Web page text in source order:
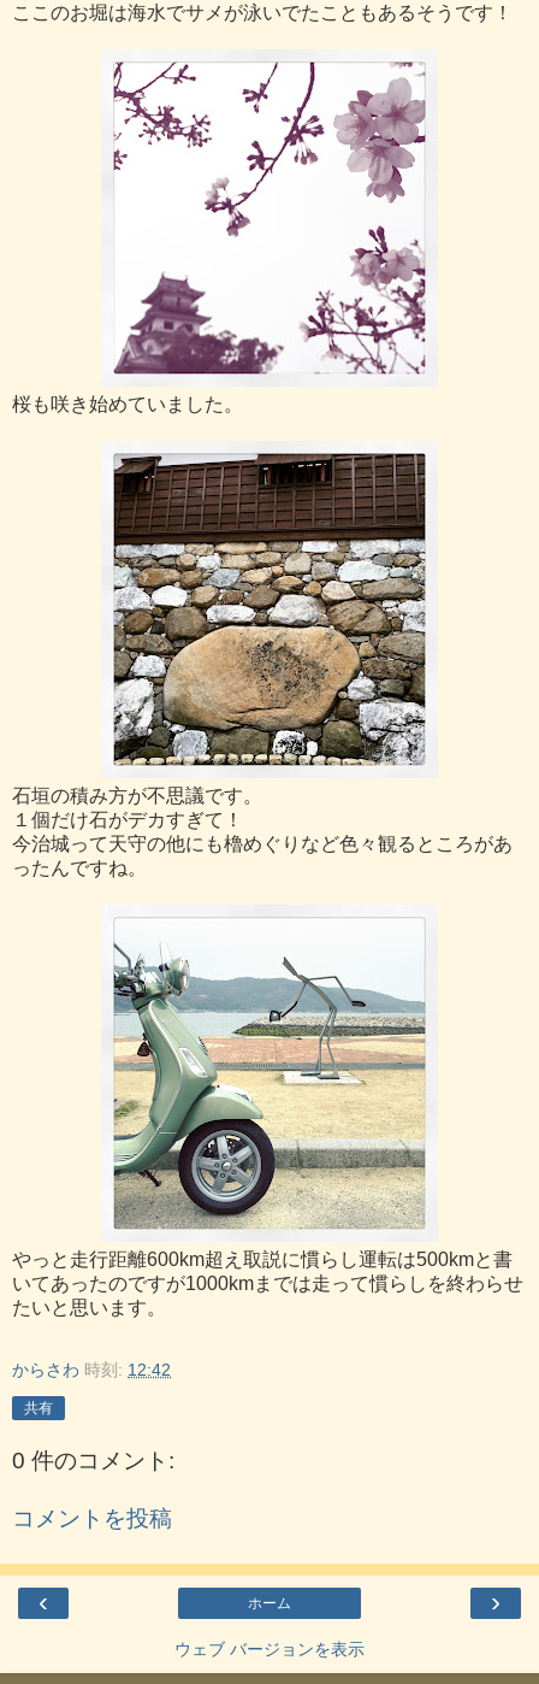
ここのお堀は海水でサメが泳いでたこともあるそうです！
桜も咲き始めていました。
石垣の積み方が不思議です。
１個だけ石がデカすぎて！
今治城って天守の他にも櫓めぐりなど色々観るところがあ
ったんですね。
やっと走行距離600km超え取説に慣らし運転は500kmと書
いてあったのですが1000kmまでは走って慣らしを終わらせ
たいと思います。
からさわ 時刻: 12:42
共有
0 件のコメント:
コメントを投稿
‹ ›
ホーム
ウェブ バージョンを表示